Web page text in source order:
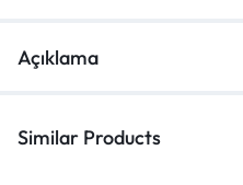
Açıklama
Similar Products